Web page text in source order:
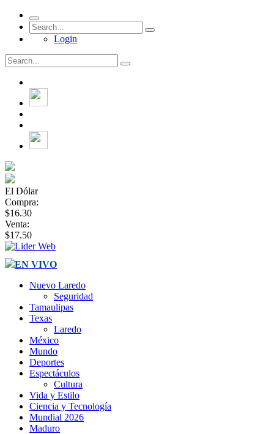
Login
El Dólar
Compra:
$16.30
Venta:
$17.50
EN VIVO
Nuevo Laredo
Seguridad
Tamaulipas
Texas
Laredo
México
Mundo
Deportes
Espectáculos
Cultura
Vida y Estilo
Ciencia y Tecnología
Mundial 2026
Maduro